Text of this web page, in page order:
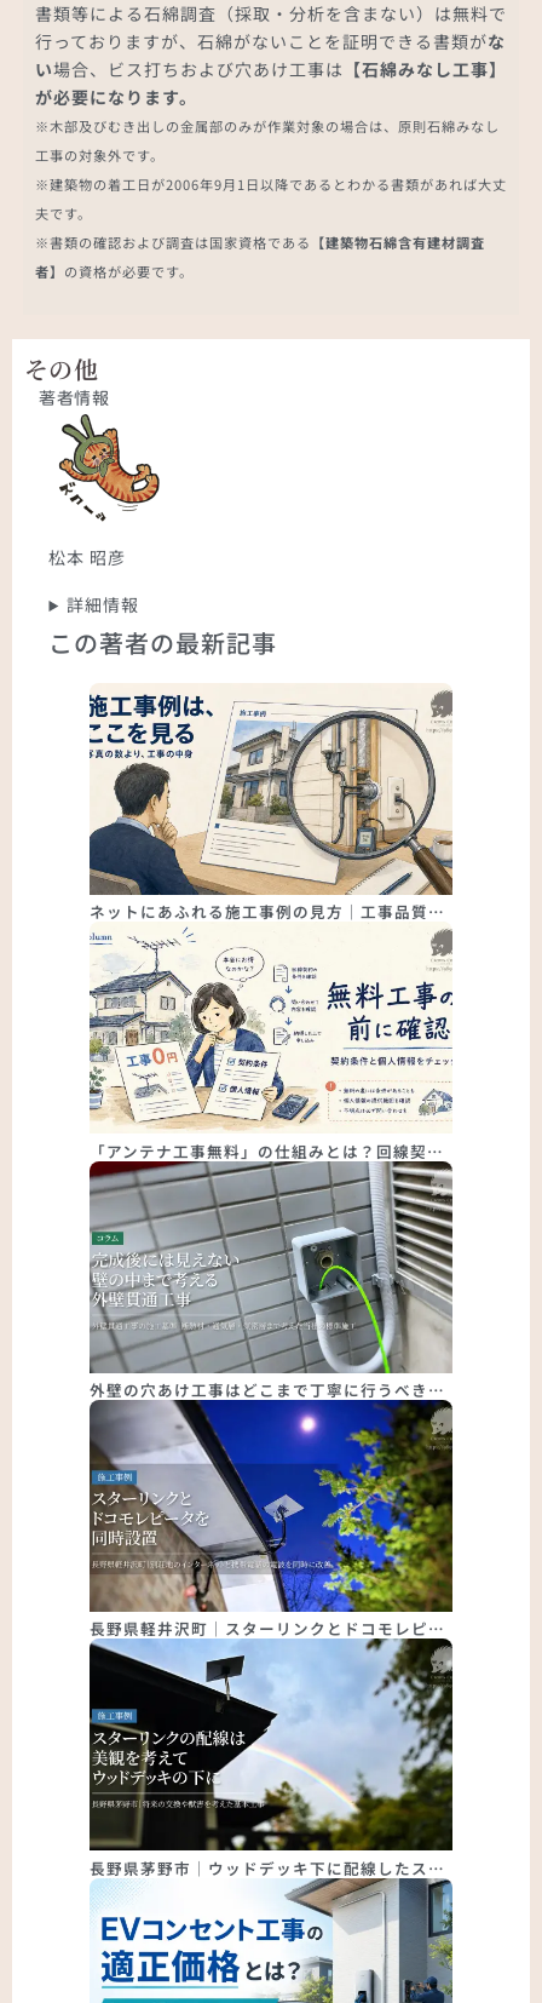
書類等による石綿調査（採取・分析を含まない）は無料で
行っておりますが、石綿がないことを証明できる書類がな
い場合、ビス打ちおよび穴あけ工事は 【石綿みなし工事】
が必要になります。
※木部及びむき出しの金属部のみが作業対象の場合は、原則石綿みなし
工事の対象外です。
※建築物の着工日が2006年9月1日以降であるとわかる書類があれば大丈
夫です。
※書類の確認および調査は国家資格である 【建築物石綿含有建材調査
者】 の資格が必要です。
その他
著者情報
松本 昭彦
詳細情報
この著者の最新記事
ネットにあふれる施工事例の見方｜工事品質…
「アンテナ工事無料」の仕組みとは？回線契…
外壁の穴あけ工事はどこまで丁寧に行うべき…
長野県軽井沢町｜スターリンクとドコモレピ…
長野県茅野市｜ウッドデッキ下に配線したス…